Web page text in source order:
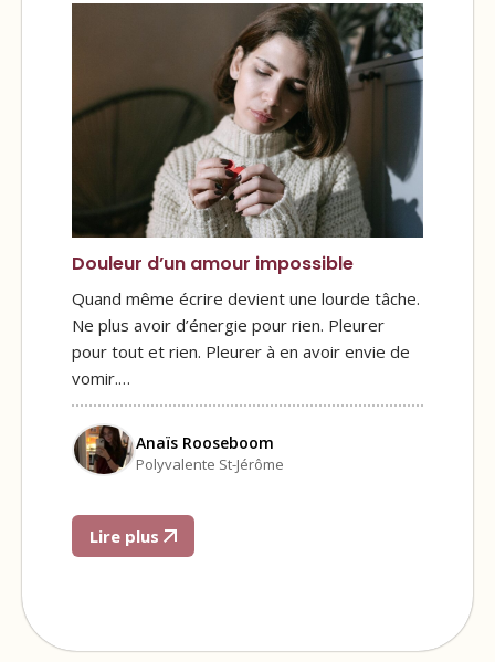
Douleur d’un amour impossible
Quand même écrire devient une lourde tâche.
Ne plus avoir d’énergie pour rien. Pleurer
pour tout et rien. Pleurer à en avoir envie de
vomir.…
Anaïs Rooseboom
Polyvalente St-Jérôme
Lire plus